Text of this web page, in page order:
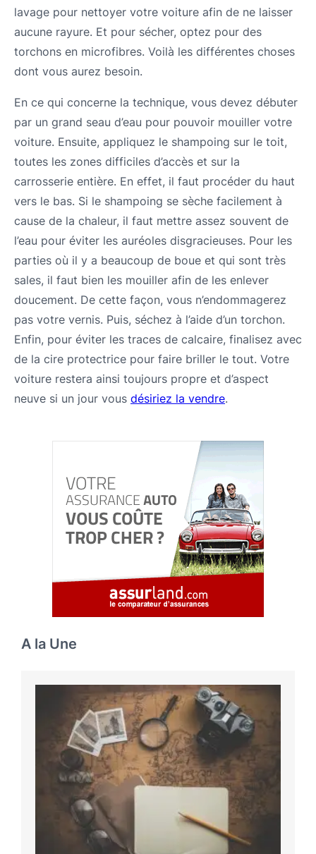
lavage pour nettoyer votre voiture afin de ne laisser
aucune rayure. Et pour sécher, optez pour des
torchons en microfibres. Voilà les différentes choses
dont vous aurez besoin.
En ce qui concerne la technique, vous devez débuter
par un grand seau d’eau pour pouvoir mouiller votre
voiture. Ensuite, appliquez le shampoing sur le toit,
toutes les zones difficiles d’accès et sur la
carrosserie entière. En effet, il faut procéder du haut
vers le bas. Si le shampoing se sèche facilement à
cause de la chaleur, il faut mettre assez souvent de
l’eau pour éviter les auréoles disgracieuses. Pour les
parties où il y a beaucoup de boue et qui sont très
sales, il faut bien les mouiller afin de les enlever
doucement. De cette façon, vous n’endommagerez
pas votre vernis. Puis, séchez à l’aide d’un torchon.
Enfin, pour éviter les traces de calcaire, finalisez avec
de la cire protectrice pour faire briller le tout. Votre
voiture restera ainsi toujours propre et d’aspect
neuve si un jour vous désiriez la vendre.
A la Une